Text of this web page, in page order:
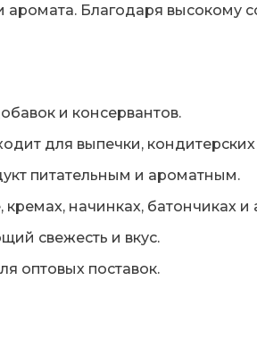
аромата. Благодаря
и консервантов.
для выпечки,
питательным и ароматным.
начинках, батончиках и
свежесть и вкус.
оптовых поставок.